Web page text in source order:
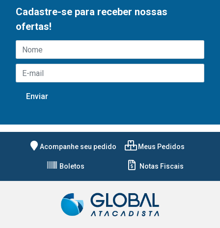
Cadastre-se para receber nossas
ofertas!
Acompanhe seu pedido Meus Pedidos
Boletos Notas Fiscais